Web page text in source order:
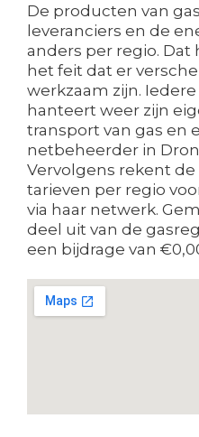
De producten van
leveranciers en de
anders per regio.
het feit dat er
werkzaam zijn.
hanteert weer zijn
transport van gas en
netbeheerder in
Vervolgens rekent de
tarieven per regio
via haar netwerk.
deel uit van de
een bijdrage van